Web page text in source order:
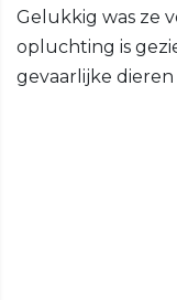
Gelukkig was ze
opluchting is
gevaarlijke